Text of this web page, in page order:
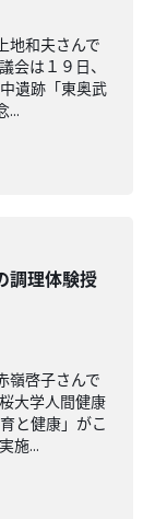
地和夫さんで
会は１９日、
遺跡「東奥武
...
調理体験授
嶺啓子さんで
大学人間健康
と健康」がこ
施...